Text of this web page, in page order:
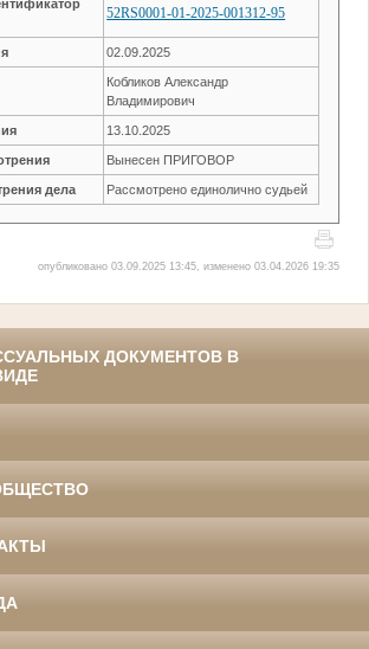
52RS0001-01-2025-001312-95
02.09.2025
Кобликов Александр
Владимирович
13.10.2025
Вынесен ПРИГОВОР
дела Рассмотрено единолично судьей
опубликовано 03.09.2025 13:45, изменено 03.04.2026 19:35
ДОКУМЕНТОВ В